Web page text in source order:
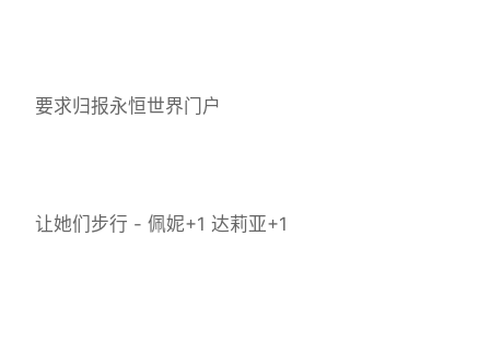
要求归报永恒世界门户
让她们步行 - 佩妮+1 达莉亚+1